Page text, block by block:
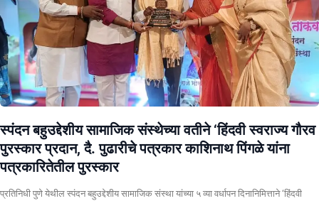
स्पंदन बहुउद्देशीय सामाजिक संस्थेच्या वतीने ‘हिंदवी स्वराज्य गौरव
पुरस्कार प्रदान, दै. पुढारीचे पत्रकार काशिनाथ पिंगळे यांना
पत्रकारितेतील पुरस्कार
प्रतिनिधी पुणे येथील स्पंदन बहुउद्देशीय सामाजिक संस्था यांच्या ५ व्या वर्धापन दिनानिमित्ताने ‘हिंदवी